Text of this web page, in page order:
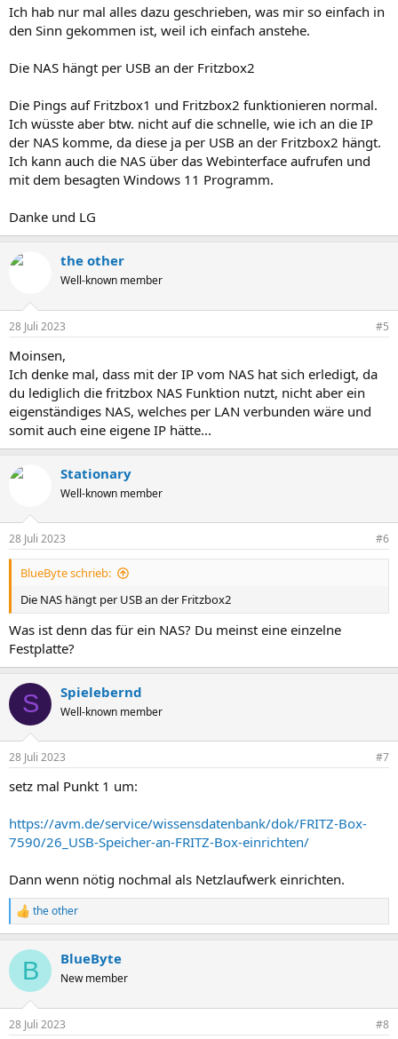
Ich hab nur mal alles dazu geschrieben, was mir so einfach in
den Sinn gekommen ist, weil ich einfach anstehe.
Die NAS hängt per USB an der Fritzbox2
Die Pings auf Fritzbox1 und Fritzbox2 funktionieren normal.
Ich wüsste aber btw. nicht auf die schnelle, wie ich an die IP
der NAS komme, da diese ja per USB an der Fritzbox2 hängt.
Ich kann auch die NAS über das Webinterface aufrufen und
mit dem besagten Windows 11 Programm.
Danke und LG
the other
Well-known member
28 Juli 2023 #5
Moinsen,
Ich denke mal, dass mit der IP vom NAS hat sich erledigt, da
du lediglich die fritzbox NAS Funktion nutzt, nicht aber ein
eigenständiges NAS, welches per LAN verbunden wäre und
somit auch eine eigene IP hätte...
Stationary
Well-known member
28 Juli 2023 #6
BlueByte schrieb:
Die NAS hängt per USB an der Fritzbox2
Was ist denn das für ein NAS? Du meinst eine einzelne
Festplatte?
S Spielebernd
Well-known member
28 Juli 2023 #7
setz mal Punkt 1 um:
https://avm.de/service/wissensdatenbank/dok/FRITZ-Box-
7590/26_USB-Speicher-an-FRITZ-Box-einrichten/
Dann wenn nötig nochmal als Netzlaufwerk einrichten.
R
e
k
i
e
the other
B BlueByte
New member
28 Juli 2023 #8